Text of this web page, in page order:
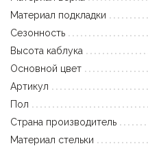
Материал подкладки
Сезонность
Высота каблука
Основной цвет
Артикул
Пол
Страна производитель
Материал стельки